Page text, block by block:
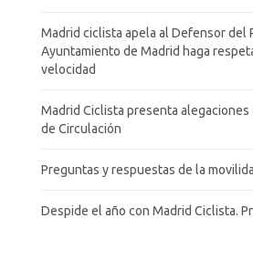
Madrid ciclista apela al Defensor del
Ayuntamiento de Madrid haga
velocidad
Madrid Ciclista presenta alegaciones
de Circulación
Preguntas y respuestas de la
Despide el año con Madrid Ciclista.